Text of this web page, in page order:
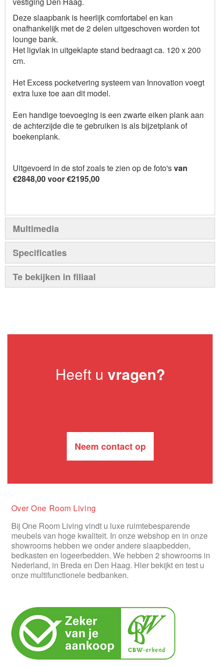
Deze slaapbank is heerlijk comfortabel en kan
onafhankelijk met de 2 delen uitgeschoven worden tot
lounge bank.
Het ligvlak in uitgeklapte stand bedraagt ca. 120 x 200
cm.
Het Excess pocketvering systeem van Innovation voegt
extra luxe toe aan dit model.
Een handige toevoeging is een zwarte eiken plank aan
de achterzijde die te gebruiken is als bijzetplank of
boekenplank.
Uitgevoerd in de stof zoals te zien op de foto'svan
€2848,00 voor €2195,00
Multimedia
Specificaties
Te bekijken in filiaal
Heeft u vragen?
Neem contact op
Over One Room Living
Bij One Room Living vindt u luxe ruimtebesparende
meubels van hoge kwaliteit. In onze webshop en in onze
showrooms hebben we onder andere slaapbedden,
bedkasten en logeerbedden. We hebben 2 showrooms in
Nederland, in Breda en Den Haag. Hier bekijkt en test u
onze multifunctionele bedbanken.